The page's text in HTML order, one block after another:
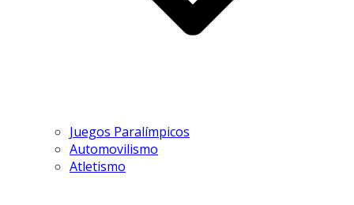
Juegos Paralímpicos
Automovilismo
Atletismo